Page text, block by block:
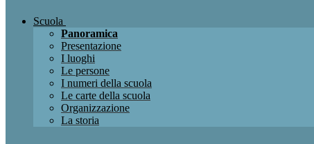
Scuola
Panoramica
Presentazione
I luoghi
Le persone
I numeri della scuola
Le carte della scuola
Organizzazione
La storia